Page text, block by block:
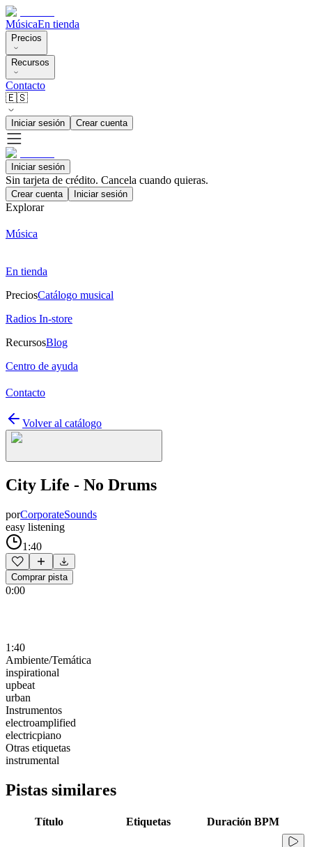
MúsicaEn tienda
Precios
Recursos
Contacto
🇪🇸
Iniciar sesión Crear cuenta
Iniciar sesión
Sin tarjeta de crédito. Cancela cuando quieras.
Crear cuenta Iniciar sesión
Explorar
Música
En tienda
PreciosCatálogo musical
Radios In-store
RecursosBlog
Centro de ayuda
Contacto
Volver al catálogo
City Life - No Drums
porCorporateSounds
easy listening
1:40
Comprar pista
0:00
1:40
Ambiente/Temática
inspirational
upbeat
urban
Instrumentos
electroamplified
electricpiano
Otras etiquetas
instrumental
Pistas similares
Título Etiquetas Duración BPM